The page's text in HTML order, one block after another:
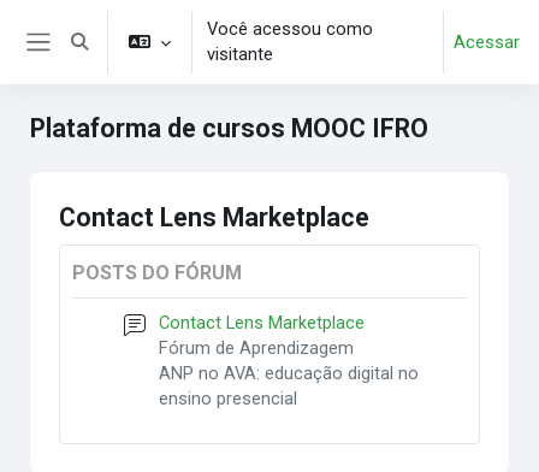
Ir para o conteúdo principal
Alternar entrada de pesquisa
Você acessou como
visitante
Acessar
Plataforma de cursos MOOC IFRO
Contact Lens Marketplace
POSTS DO FÓRUM
Contact Lens Marketplace
Fórum de Aprendizagem
ANP no AVA: educação digital no
ensino presencial